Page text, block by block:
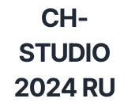
CH-
STUDIO
2024 RU